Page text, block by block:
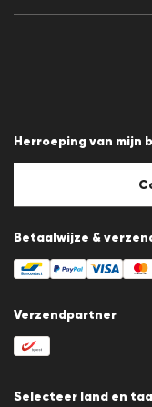
Afdruk
Cookiebeleid
Herroeping van mijn
Betaalwijze &
Verzendpartner
Selecteer land en